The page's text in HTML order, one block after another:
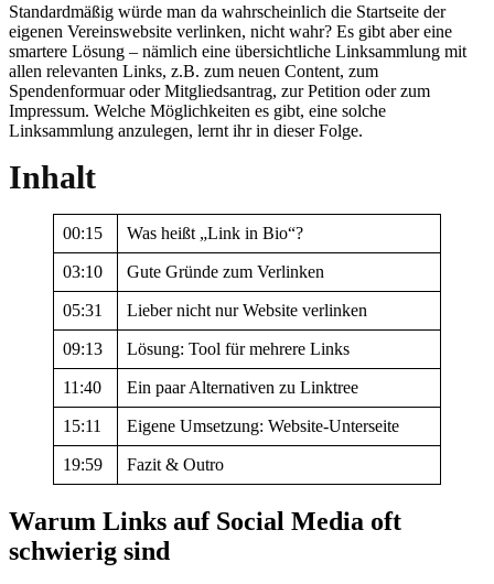
Standardmäßig würde man da wahrscheinlich die Startseite der
eigenen Vereinswebsite verlinken, nicht wahr? Es gibt aber eine
smartere Lösung – nämlich eine übersichtliche Linksammlung mit
allen relevanten Links, z.B. zum neuen Content, zum
Spendenformuar oder Mitgliedsantrag, zur Petition oder zum
Impressum. Welche Möglichkeiten es gibt, eine solche
Linksammlung anzulegen, lernt ihr in dieser Folge.
Inhalt
00:15 Was heißt „Link in Bio“?
03:10 Gute Gründe zum Verlinken
05:31 Lieber nicht nur Website verlinken
09:13 Lösung: Tool für mehrere Links
11:40 Ein paar Alternativen zu Linktree
15:11 Eigene Umsetzung: Website-Unterseite
19:59 Fazit & Outro
Warum Links auf Social Media oft
schwierig sind